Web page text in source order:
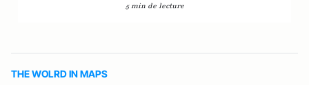
5 min de lecture
THE WOLRD IN MAPS